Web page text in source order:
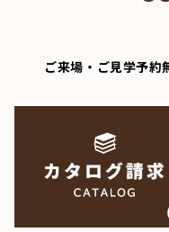
ご来場・ご見学予約